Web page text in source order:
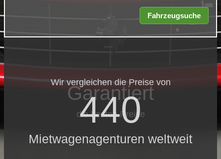
Wir vergleichen die Preise von
440
Mietwagenagenturen weltweit
Garantiert
die besten Preise